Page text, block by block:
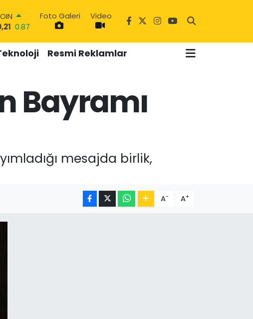
0.87
0.18
0.38
2.59
Foto Galeri Video
Resmi Reklamlar
Bayramı
mesajda birlik,
A- A+